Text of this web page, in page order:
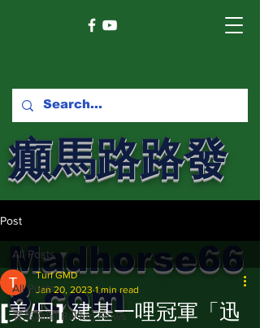
癲馬路路發
馬網
Madhorse66
8.com
Post
All Posts
賽馬新聞 Racing News
All Posts
[美/日] 建基一哩冠軍「迅
Turf GMD
Jan 20, 2023 1 min read